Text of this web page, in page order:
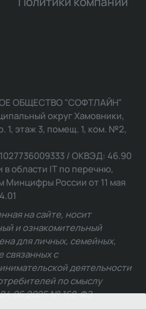
ОБЩЕСТВО "СОФТЛАЙН"
округ Хамовники,
1, этаж 3, помещ. 1, ком. №2,
/ ОКВЭД: 46.90
в области IT по перечню,
Минцифры России от 11 мая
на сайте, носит
и ознакомительный
для личных, семейных,
связанных с
деятельности
по смыслу
24.06.2025 № 168-ФЗ.